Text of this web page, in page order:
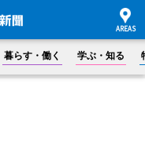
暮らす・働く 学ぶ・知る